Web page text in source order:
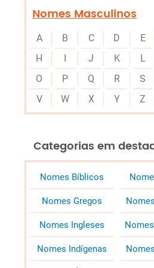
Nomes Masculinos
A B C D E
H
I J K L
O
P Q R S
V
W X Y Z
Categorias em
Nomes Bíblicos
Nomes Gregos
Nomes Ingleses
Nomes Indígenas